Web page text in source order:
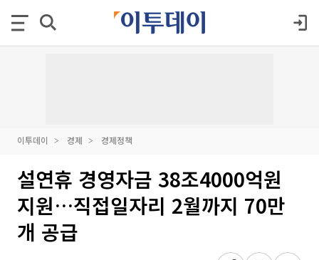
이투데이 경제 경제정책
설연휴 경영자금 38조4000억원
지원…직접일자리 2월까지 70만
개 공급